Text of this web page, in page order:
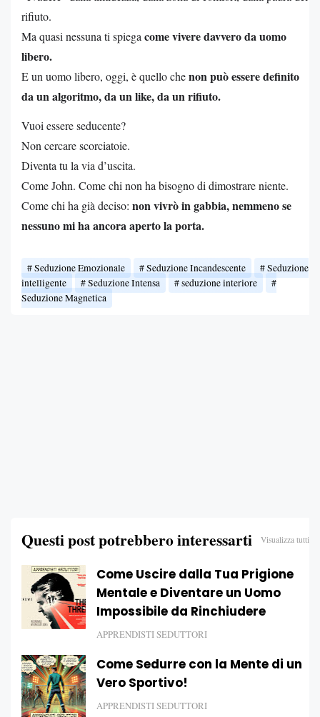
rifiuto.
Ma quasi nessuna ti spiega come vivere davvero da uomo
libero.
E un uomo libero, oggi, è quello chenon può essere definito
da un algoritmo, da un like, da un rifiuto.
Vuoi essere seducente?
Non cercare scorciatoie.
Diventa tu la via d’uscita.
Come John. Come chi non ha bisogno di dimostrare niente.
Come chi ha già deciso: non vivrò in gabbia, nemmeno se
nessuno mi ha ancora aperto la porta.
Seduzione Emozionale Seduzione Incandescente
Seduzione
intelligente
Seduzione Intensa
seduzione interiore
Seduzione Magnetica
Questi post potrebbero interessarti Visualizza tutti
Come Uscire dalla Tua Prigione
Mentale e Diventare un Uomo
Impossibile da Rinchiudere
APPRENDISTI SEDUTTORI
Come Sedurre con la Mente di un
Vero Sportivo!
APPRENDISTI SEDUTTORI